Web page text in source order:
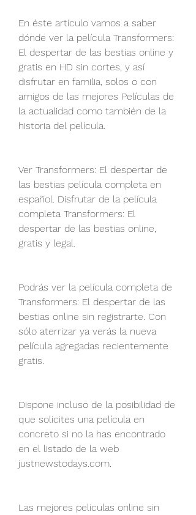
En éste artículo vamos a saber
dónde ver la película Transformers:
El despertar de las bestias online y
gratis en HD sin cortes, y así
disfrutar en familia, solos o con
amigos de las mejores Películas de
la actualidad como también de la
historia del película.
Ver Transformers: El despertar de
las bestias película completa en
español. Disfrutar de la película
completa Transformers: El
despertar de las bestias online,
gratis y legal.
Podrás ver la película completa de
Transformers: El despertar de las
bestias online sin registrarte. Con
sólo aterrizar ya verás la nueva
película agregadas recientemente
gratis.
Dispone incluso de la posibilidad de
que solicites una película en
concreto si no la has encontrado
en el listado de la web
justnewstodays.com.
Las mejores peliculas online sin